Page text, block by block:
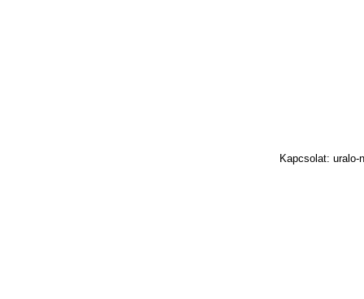
Kapcsolat: uralo-